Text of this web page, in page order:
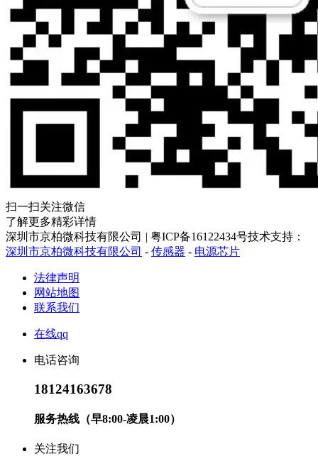
扫一扫关注微信
了解更多精彩详情
深圳市京柏微科技有限公司 | 粤ICP备16122434号技术支持：
深圳市京柏微科技有限公司 - 传感器 - 电源芯片
法律声明
网站地图
联系我们
在线qq
电话咨询
18124163678
服务热线（早8:00-凌晨1:00）
关注我们